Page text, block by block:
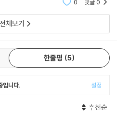
0 댓글0
체보기
한줄평 5
입니다. 설정
추천순